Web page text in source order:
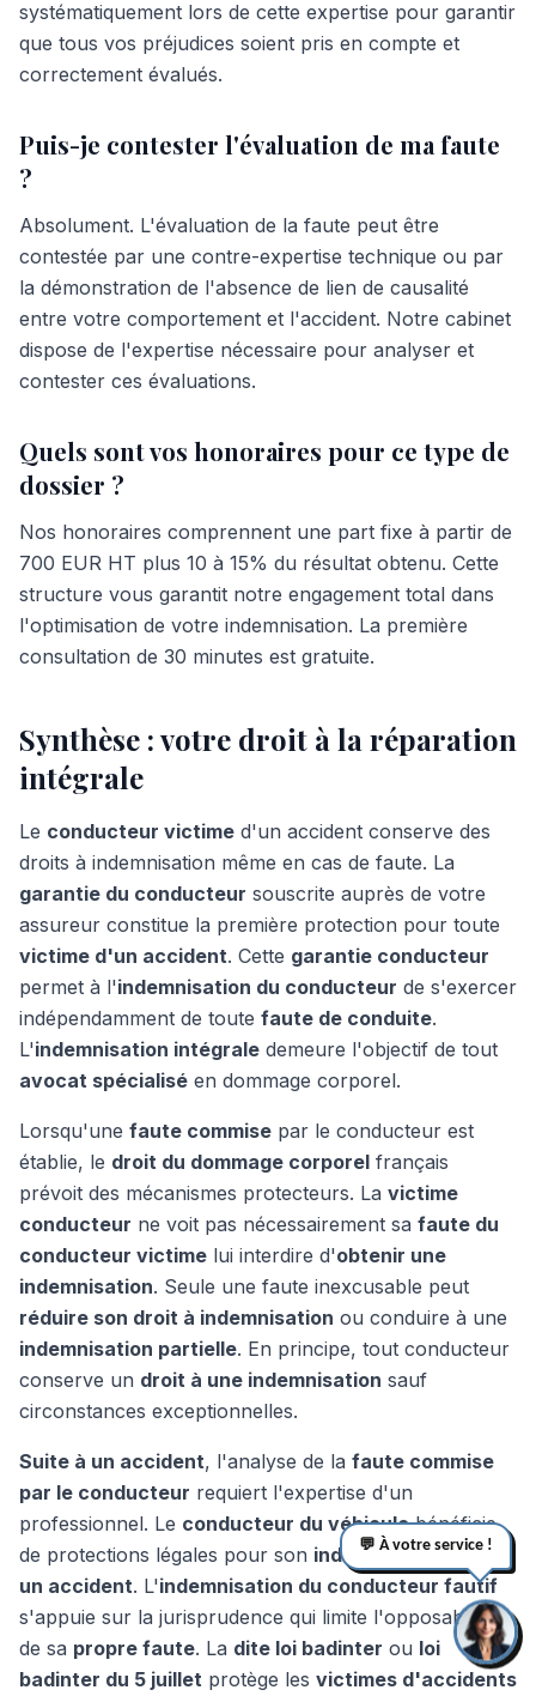
systématiquement lors de cette expertise pour garantir
que tous vos préjudices soient pris en compte et
correctement évalués.
Puis-je contester l'évaluation de ma faute
?
Absolument. L'évaluation de la faute peut être
contestée par une contre-expertise technique ou par
la démonstration de l'absence de lien de causalité
entre votre comportement et l'accident. Notre cabinet
dispose de l'expertise nécessaire pour analyser et
contester ces évaluations.
Quels sont vos honoraires pour ce type de
dossier ?
Nos honoraires comprennent une part fixe à partir de
700 EUR HT plus 10 à 15% du résultat obtenu. Cette
structure vous garantit notre engagement total dans
l'optimisation de votre indemnisation. La première
consultation de 30 minutes est gratuite.
Synthèse : votre droit à la réparation
intégrale
Le conducteur victime d'un accident conserve des
droits à indemnisation même en cas de faute. La
garantie du conducteur souscrite auprès de votre
assureur constitue la première protection pour toute
victime d'un accident. Cette garantie conducteur
permet à l'indemnisation du conducteur de s'exercer
indépendamment de toute faute de conduite.
L'indemnisation intégrale demeure l'objectif de tout
avocat spécialisé en dommage corporel.
Lorsqu'une faute commise par le conducteur est
établie, le droit du dommage corporel français
prévoit des mécanismes protecteurs. La victime
conducteur ne voit pas nécessairement sa faute du
conducteur victime lui interdire d'obtenir une
indemnisation. Seule une faute inexcusable peut
réduire son droit à indemnisation ou conduire à une
indemnisation partielle. En principe, tout conducteur
conserve un droit à une indemnisation sauf
circonstances exceptionnelles.
Suite à un accident, l'analyse de la faute commise
par le conducteur requiert l'expertise d'un
professionnel. Le conducteur du véhiculebénéficie
de protections légales pour son indemnisation après
un accident. L'indemnisation du conducteur fautif
s'appuie sur la jurisprudence qui limite l'opposabilité
de sa propre faute. La dite loi badinter ou loi
badinter du 5 juillet protège les victimes d'accidents
💬 À votre service !